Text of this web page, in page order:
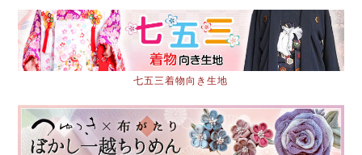
七五三着物向き生地